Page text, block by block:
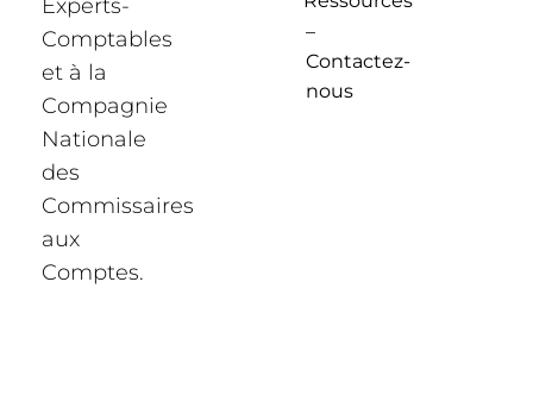
Experts-
Comptables
et à la
Compagnie
Nationale
des
Commissaires
aux
Comptes.
–
Contactez-
nous